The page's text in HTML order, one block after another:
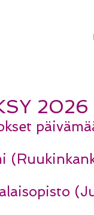
2026